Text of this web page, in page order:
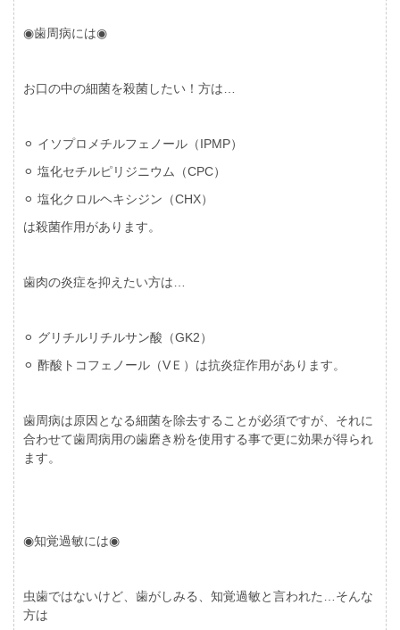
◉歯周病には◉
お口の中の細菌を殺菌したい！方は…
⚪︎ イソプロメチルフェノール（IPMP）
⚪︎ 塩化セチルピリジニウム（CPC）
⚪︎ 塩化クロルヘキシジン（CHX）
は殺菌作用があります。
歯肉の炎症を抑えたい方は…
⚪︎ グリチルリチルサン酸（GK2）
⚪︎ 酢酸トコフェノール（VＥ）は抗炎症作用があります。
歯周病は原因となる細菌を除去することが必須ですが、それに
合わせて歯周病用の歯磨き粉を使用する事で更に効果が得られ
ます。
◉知覚過敏には◉
虫歯ではないけど、歯がしみる、知覚過敏と言われた…そんな
方は